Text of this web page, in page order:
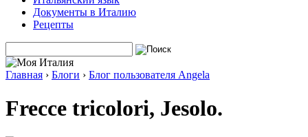
Документы в Италию
Рецепты
Главная › Блоги › Блог пользователя Angela
Frecce tricolori, Jesolo.